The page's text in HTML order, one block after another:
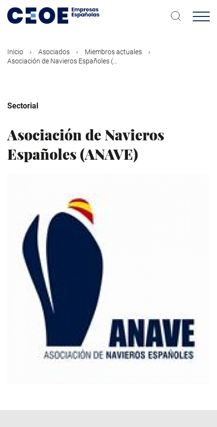
contenido
Inicio Asociados
Miembros actuales
Asociación de Navieros Españoles (...
Sectorial
Asociación de Navieros
Españoles (ANAVE)